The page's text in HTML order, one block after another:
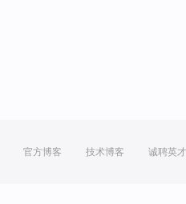
官方博客 技术博客 诚聘英才